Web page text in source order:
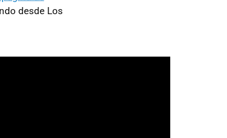
desde Los